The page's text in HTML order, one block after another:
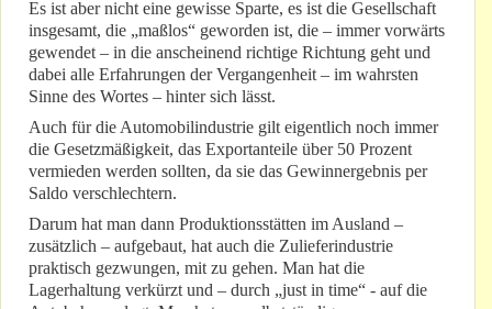
Es ist aber nicht eine gewisse Sparte, es ist die Gesellschaft
insgesamt, die „maßlos“ geworden ist, die – immer vorwärts
gewendet – in die anscheinend richtige Richtung geht und
dabei alle Erfahrungen der Vergangenheit – im wahrsten
Sinne des Wortes – hinter sich lässt.
Auch für die Automobilindustrie gilt eigentlich noch immer
die Gesetzmäßigkeit, das Exportanteile über 50 Prozent
vermieden werden sollten, da sie das Gewinnergebnis per
Saldo verschlechtern.
Darum hat man dann Produktionsstätten im Ausland –
zusätzlich – aufgebaut, hat auch die Zulieferindustrie
praktisch gezwungen, mit zu gehen. Man hat die
Lagerhaltung verkürzt und – durch „just in time“ - auf die